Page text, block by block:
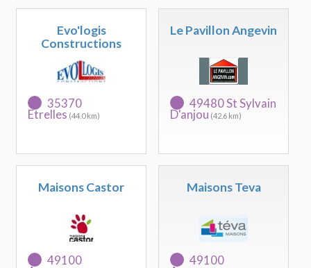
Evo'logis
Constructions
35370
Etrelles (44.0 km)
Le Pavillon Angevin
49480 St Sylvain
D'anjou (42.6 km)
Maisons Castor
49100
Maisons Teva
49100